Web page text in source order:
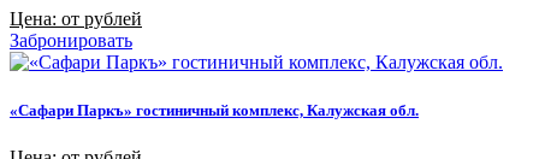
Цена: от рублей
Забронировать
«Сафари Паркъ» гостиничный комплекс, Калужская обл.